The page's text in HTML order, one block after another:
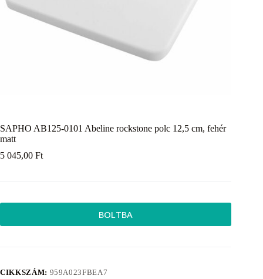
SAPHO AB125-0101 Abeline rockstone polc 12,5 cm, fehér
matt
5 045,00 Ft
BOLTBA
CIKKSZÁM: 959A023FBEA7